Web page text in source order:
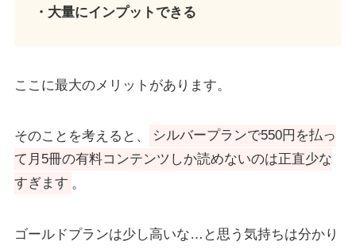
・大量にインプットできる
ここに最大のメリットがあります。
そのことを考えると、
シルバープランで550円を払っ
て月5冊の有料コンテンツしか読めないのは正直少な
すぎます 。
ゴールドプランは少し高いな…と思う気持ちは分かり